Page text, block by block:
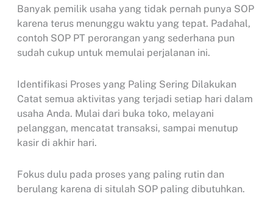
Banyak pemilik usaha yang tidak pernah punya SOP
karena terus menunggu waktu yang tepat. Padahal,
contoh SOP PT perorangan yang sederhana pun
sudah cukup untuk memulai perjalanan ini.
Identifikasi Proses yang Paling Sering Dilakukan
Catat semua aktivitas yang terjadi setiap hari dalam
usaha Anda. Mulai dari buka toko, melayani
pelanggan, mencatat transaksi, sampai menutup
kasir di akhir hari.
Fokus dulu pada proses yang paling rutin dan
berulang karena di situlah SOP paling dibutuhkan.